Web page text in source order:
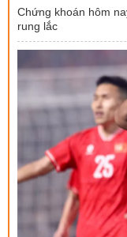
Chứng khoán hôm
rung lắc